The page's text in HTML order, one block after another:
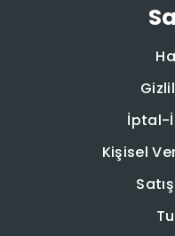
İptal-
Kişisel